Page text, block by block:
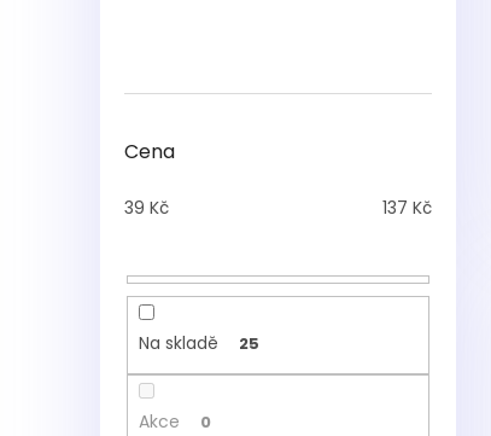
Cena
39 Kč 137 Kč
Na skladě 25
Akce 0